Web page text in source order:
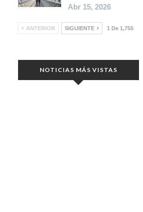
Abr 15, 2026
ANTERIOR SIGUIENTE 1 De 1,755
NOTICIAS MÁS VISTAS